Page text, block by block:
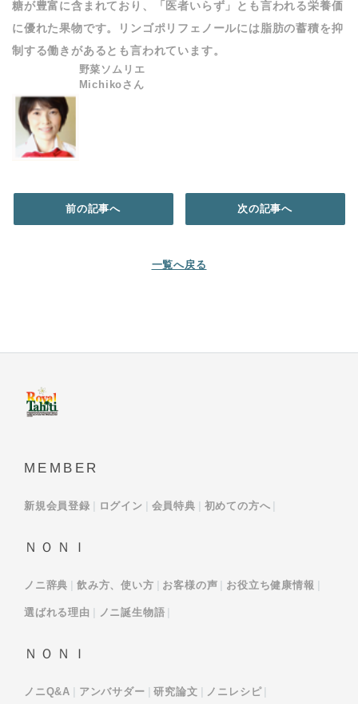
糖が豊富に含まれており、「医者いらず」とも言われる栄養価
に優れた果物です。リンゴポリフェノールには脂肪の蓄積を抑
制する働きがあるとも言われています。
野菜ソムリエ
Michikoさん
前の記事へ
一覧へ戻る
次の記事へ
MEMBER
新規会員登録 ログイン 会員特典 初めての方へ
ＮＯＮＩ
ノニ辞典 飲み方、使い方 お客様の声 お役立ち健康情報
選ばれる理由 ノニ誕生物語
ＮＯＮＩ
ノニQ&A アンバサダー 研究論文 ノニレシピ